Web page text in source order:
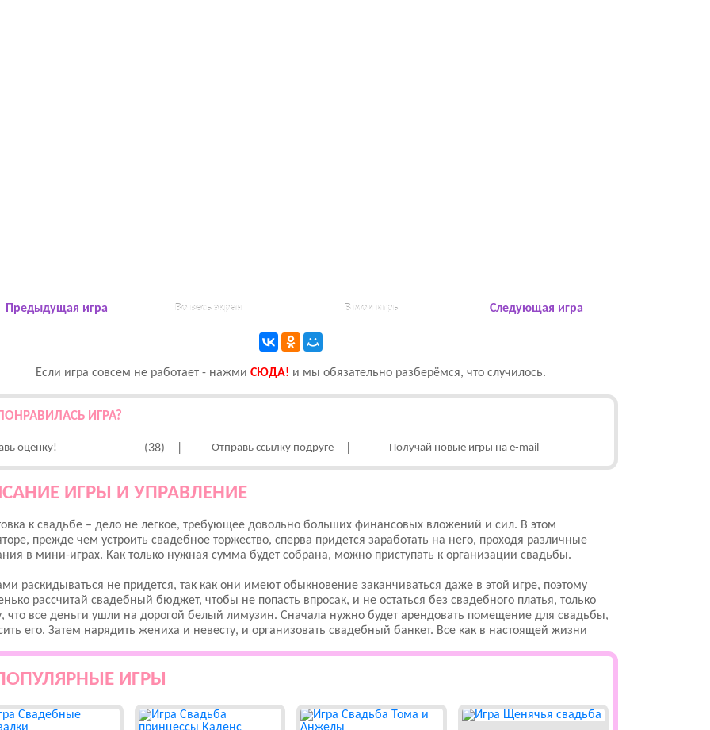
Предыдущая игра Во весь экран В мои игры Следующая игра
Если игра совсем не работает - нажми CЮДА! и мы обязательно разберёмся, что случилось.
ИГРА?
оценку! (38) Отправь ссылку подруге Получай новые игры на e-mail
ИГРЫ И УПРАВЛЕНИЕ
к свадьбе – дело не легкое, требующее довольно больших финансовых вложений и сил. В этом
прежде чем устроить свадебное торжество, сперва придется заработать на него, проходя различные
в мини-играх. Как только нужная сумма будет собрана, можно приступать к организации свадьбы.
раскидываться не придется, так как они имеют обыкновение заканчиваться даже в этой игре, поэтому
рассчитай свадебный бюджет, чтобы не попасть впросак, и не остаться без свадебного платья, только
что все деньги ушли на дорогой белый лимузин. Сначала нужно будет арендовать помещение для свадьбы,
его. Затем нарядить жениха и невесту, и организовать свадебный банкет. Все как в настоящей жизни
ИГРЫ